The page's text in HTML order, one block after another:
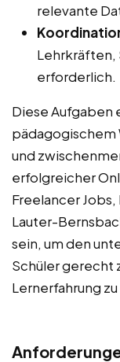
relevante
Lehrkräften,
erforderlich.
Diese Aufgaben
pädagogischem
und
erfolgreicher
Freelancer
Lauter-
sein, um den
Schüler gerecht
Lernerfahrung